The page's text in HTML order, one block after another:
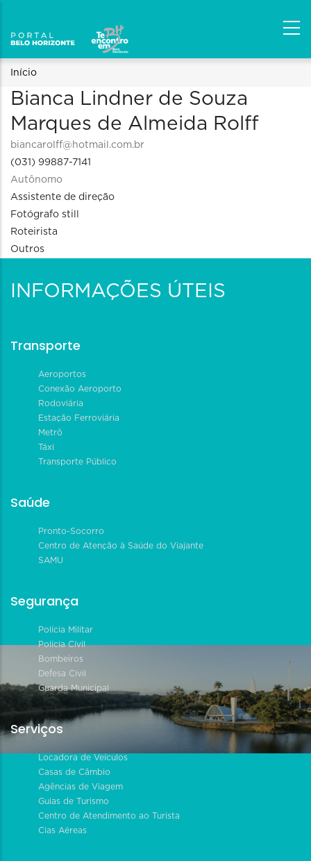
Trilha
de
navegação
Início
Bianca Lindner de Souza
Marques de Almeida Rolff
biancarolff@hotmail.com.br
(031) 99887-7141
Autônomo
Assistente de direção
Fotógrafo still
Roteirista
Outros
INFORMAÇÕES ÚTEIS
Transporte
Aeroportos
Conexão Aeroporto
Rodoviária
Estação Ferroviária
Metrô
Táxi
Transporte Público
Saúde
Pronto-Socorro
Centro de Atenção à Saúde do Viajante
SAMU
Segurança
Polícia Militar
Polícia Civil
Bombeiros
Defesa Civil
Guarda Municipal
Serviços
Locadora de Veículos
Casas de Câmbio
Agências de Viagem
Guias de Turismo
Centro de Atendimento ao Turista
Cias Aéreas